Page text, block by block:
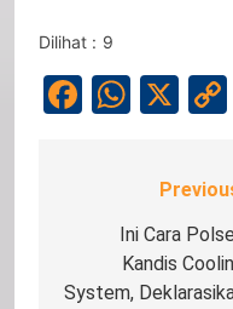
Dilihat : 9
X
Navigasi
Ini Cara
Kandis
System,